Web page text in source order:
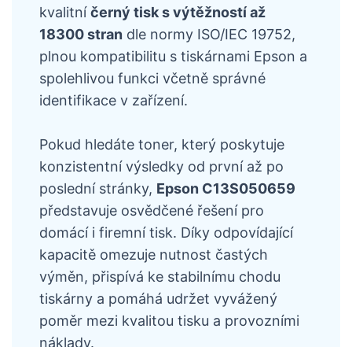
kvalitníčerný tisk s výtěžností až
18300 stran dle normy ISO/IEC 19752,
plnou kompatibilitu s tiskárnami Epson a
spolehlivou funkci včetně správné
identifikace v zařízení.
Pokud hledáte toner, který poskytuje
konzistentní výsledky od první až po
poslední stránky, Epson C13S050659
představuje osvědčené řešení pro
domácí i firemní tisk. Díky odpovídající
kapacitě omezuje nutnost častých
výměn, přispívá ke stabilnímu chodu
tiskárny a pomáhá udržet vyvážený
poměr mezi kvalitou tisku a provozními
náklady.